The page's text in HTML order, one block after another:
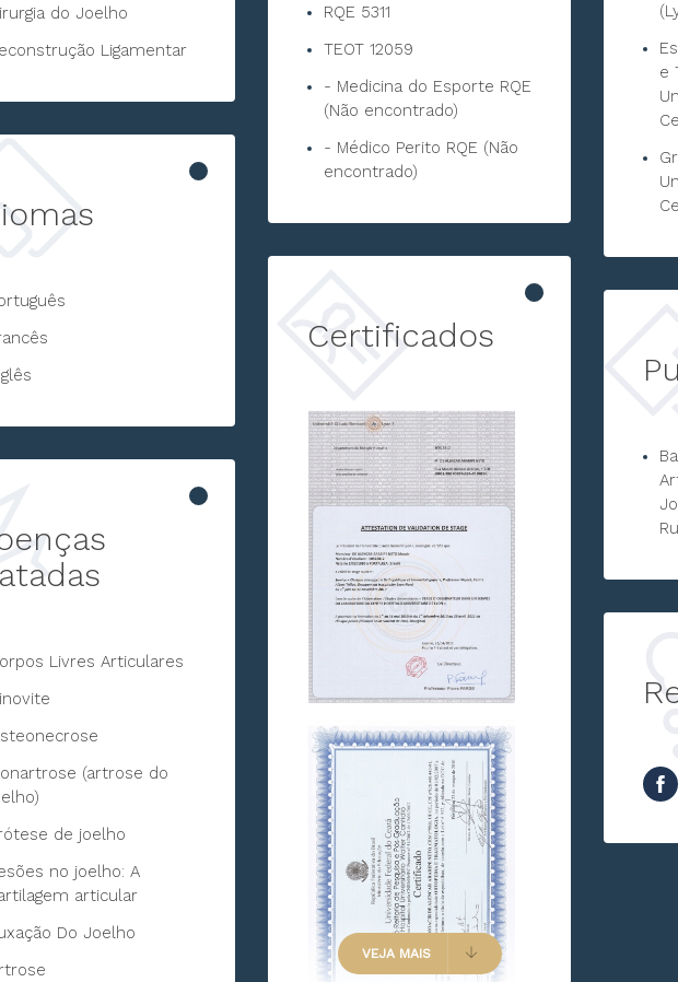
do Joelho
Ligamentar
RQE 5311
TEOT 12059
- Medicina do Esporte RQE
(Não encontrado)
- Médico Perito RQE (Não
encontrado)
e
Certificados
VEJA MAIS
Livres Articulares
(artrose do
de joelho
no joelho: A
articular
Do Joelho